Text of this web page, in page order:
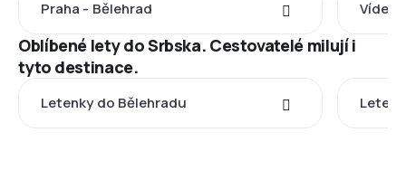
Praha - Bělehrad Vídeň
Oblíbené lety do Srbska. Cestovatelé milují i
tyto destinace.
Letenky do Bělehradu